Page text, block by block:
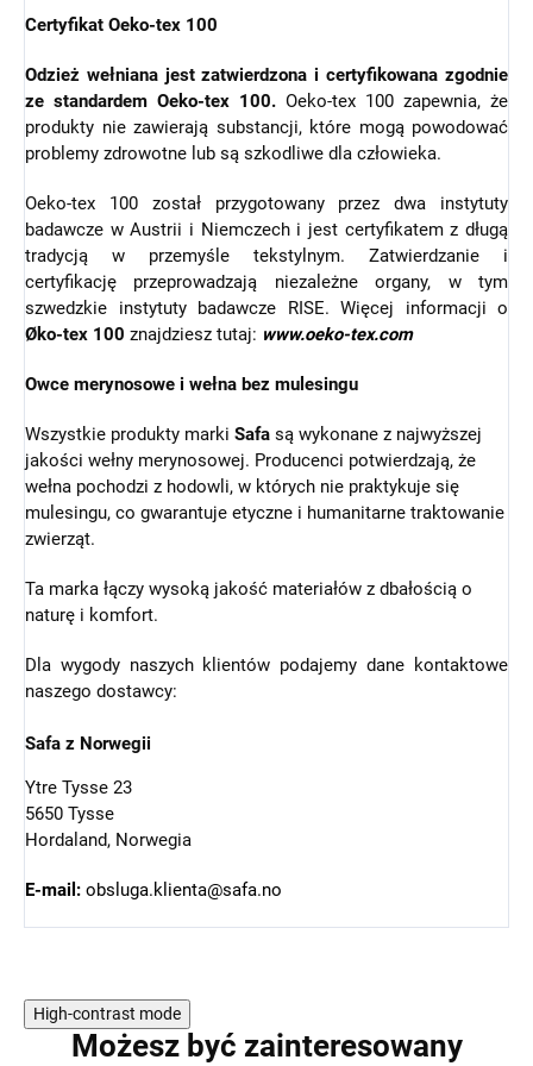
Certyfikat Oeko-tex 100
Odzież wełniana jest zatwierdzona i certyfikowana zgodnie
ze standardem Oeko-tex 100. Oeko-tex 100 zapewnia, że
produkty nie zawierają substancji, które mogą powodować
problemy zdrowotne lub są szkodliwe dla człowieka.
Oeko-tex 100 został przygotowany przez dwa instytuty
badawcze w Austrii i Niemczech i jest certyfikatem z długą
tradycją w przemyśle tekstylnym. Zatwierdzanie i
certyfikację przeprowadzają niezależne organy, w tym
szwedzkie instytuty badawcze RISE. Więcej informacji o
Øko-tex 100 znajdziesz tutaj: www.oeko-tex.com
Owce merynosowe i wełna bez mulesingu
Wszystkie produkty marki Safa są wykonane z najwyższej
jakości wełny merynosowej. Producenci potwierdzają, że
wełna pochodzi z hodowli, w których nie praktykuje się
mulesingu, co gwarantuje etyczne i humanitarne traktowanie
zwierząt.
Ta marka łączy wysoką jakość materiałów z dbałością o
naturę i komfort.
Dla wygody naszych klientów podajemy dane kontaktowe
naszego dostawcy:
Safa z Norwegii
Ytre Tysse 23
5650 Tysse
Hordaland, Norwegia
E-mail: obsluga.klienta@safa.no
High-contrast mode
Możesz być zainteresowany